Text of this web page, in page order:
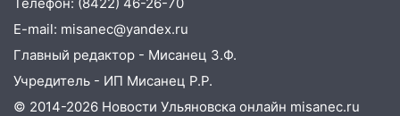
06:10 Двое мигрантов изнасиловали 13-
06:00 Мертвеца выкопали, посадили в
мешок и попытались утопить в Волге
E-mail: misanec@yandex.ru
Главный редактор - Мисанец З.Ф.
Учредитель - ИП Мисанец Р.Р.
© 2014-2026 Новости Ульяновска онлайн misanec.ru